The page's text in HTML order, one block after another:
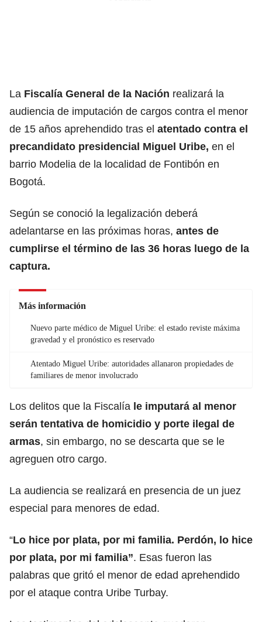
La Fiscalía General de la Nación realizará la
audiencia de imputación de cargos contra el menor
de 15 años aprehendido tras el atentado contra el
precandidato presidencial Miguel Uribe, en el
barrio Modelia de la localidad de Fontibón en
Bogotá.
Según se conoció la legalización deberá
adelantarse en las próximas horas, antes de
cumplirse el término de las 36 horas luego de la
captura.
Más información
Nuevo parte médico de Miguel Uribe: el estado reviste máxima
gravedad y el pronóstico es reservado
Atentado Miguel Uribe: autoridades allanaron propiedades de
familiares de menor involucrado
Los delitos que la Fiscalía le imputará al menor
serán tentativa de homicidio y porte ilegal de
armas, sin embargo, no se descarta que se le
agreguen otro cargo.
La audiencia se realizará en presencia de un juez
especial para menores de edad.
“Lo hice por plata, por mi familia. Perdón, lo hice
por plata, por mi familia”. Esas fueron las
palabras que gritó el menor de edad aprehendido
por el ataque contra Uribe Turbay.